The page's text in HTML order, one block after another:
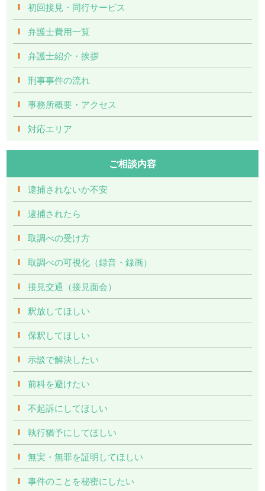
初回接見・同行サービス
弁護士費用一覧
弁護士紹介・挨拶
刑事事件の流れ
事務所概要・アクセス
対応エリア
ご相談内容
逮捕されないか不安
逮捕されたら
取調べの受け方
取調べの可視化（録音・録画）
接見交通（接見面会）
釈放してほしい
保釈してほしい
示談で解決したい
前科を避けたい
不起訴にしてほしい
執行猶予にしてほしい
無実・無罪を証明してほしい
事件のことを秘密にしたい